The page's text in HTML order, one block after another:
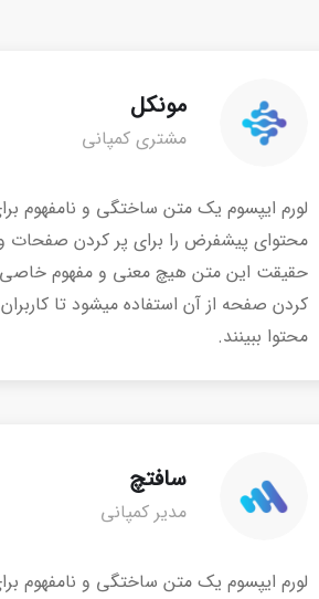
مونکل
مشتری کمپانی
لورم ایپسوم یک متن ساختگی و نامفهوم
محتوای پیشفرض را برای پر کردن صفحات
حقیقت این متن هیچ معنی و مفهوم خاصی
کردن صفحه از آن استفاده میشود تا
محتوا ببینند.
سافتچ
مدیر کمپانی
لورم ایپسوم یک متن ساختگی و نامفهوم